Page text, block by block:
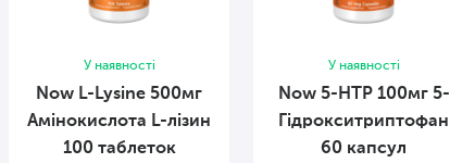
У наявності
Now L-Lysine 500мг
Амінокислота L-лізин
100 таблеток
У наявності
Now 5-HTP 100мг 5-
Гідрокситриптофан
60 капсул